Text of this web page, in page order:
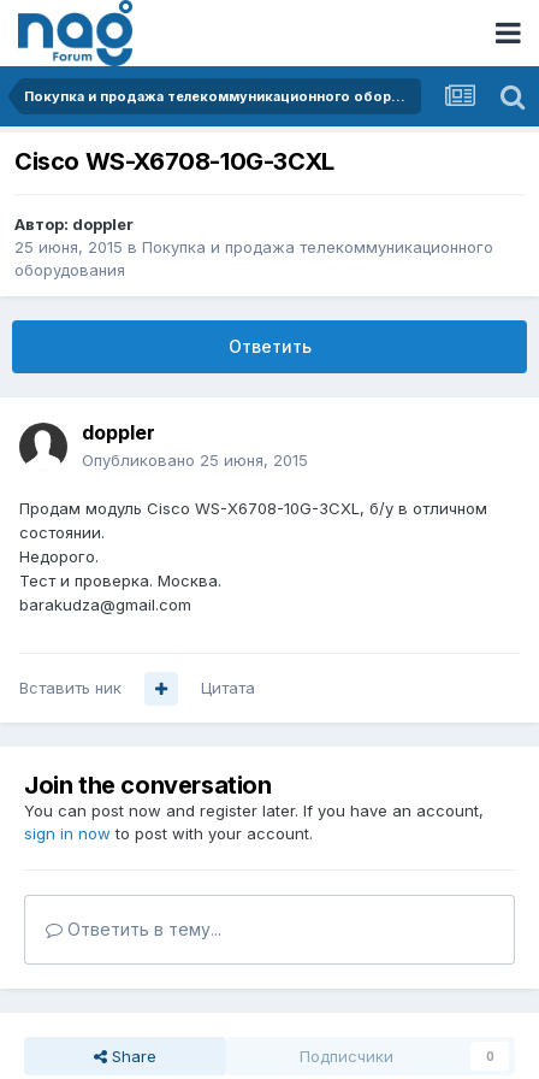
Покупка и продажа телекоммуникационного оборудования
Cisco WS-X6708-10G-3CXL
Автор: doppler
25 июня, 2015 в Покупка и продажа телекоммуникационного
оборудования
Ответить
doppler
Опубликовано 25 июня, 2015
Продам модуль Cisco WS-X6708-10G-3CXL, б/у в отличном
состоянии.
Недорого.
Тест и проверка. Москва.
barakudza@gmail.com
Вставить ник Цитата
Join the conversation
You can post now and register later. If you have an account,
sign in now to post with your account.
Ответить в тему...
Share Подписчики 0